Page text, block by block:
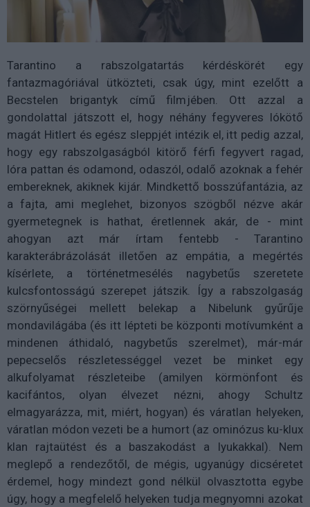
Tarantino a rabszolgatartás kérdéskörét egy
fantazmagóriával ütközteti, csak úgy, mint ezelőtt a
Becstelen brigantyk című filmjében. Ott azzal a
gondolattal játszott el, hogy néhány fegyveres lókötő
magát Hitlert és egész sleppjét intézik el, itt pedig azzal,
hogy egy rabszolgaságból kitörő férfi fegyvert ragad,
lóra pattan és odamond, odaszól, odalő azoknak a fehér
embereknek, akiknek kijár. Mindkettő bosszúfantázia, az
a fajta, ami meglehet, bizonyos szögből nézve akár
gyermetegnek is hathat, éretlennek akár, de - mint
ahogyan azt már írtam fentebb - Tarantino
karakterábrázolását illetően az empátia, a megértés
kísérlete, a történetmesélés nagybetűs szeretete
kulcsfontosságú szerepet játszik. Így a rabszolgaság
szörnyűségei mellett belekap a Nibelunk gyűrűje
mondavilágába (és itt lépteti be központi motívumként a
mindenen áthidaló, nagybetűs szerelmet), már-már
pepecselős részletességgel vezet be minket egy
alkufolyamat részleteibe (amilyen körmönfont és
kacifántos, olyan élvezet nézni, ahogy Schultz
elmagyarázza, mit, miért, hogyan) és váratlan helyeken,
váratlan módon vezeti be a humort (az ominózus ku-klux
klan rajtaütést és a baszakodást a lyukakkal). Nem
meglepő a rendezőtől, de mégis, ugyanúgy dicséretet
érdemel, hogy mindezt gond nélkül olvasztotta egybe
úgy, hogy a megfelelő helyeken tudja megnyomni azokat